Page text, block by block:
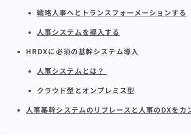
戦略人事へとトランスフォーメーションする
人事システムを導入する
HRDXに必須の基幹システム導入
人事システムとは？
クラウド型とオンプレミス型
人事基幹システムのリプレースと人事のDXをカ